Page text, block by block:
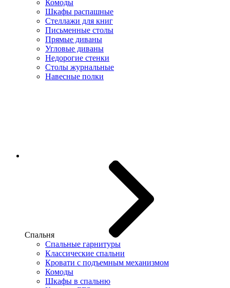
Комоды
Шкафы распашные
Стеллажи для книг
Письменные столы
Прямые диваны
Угловые диваны
Недорогие стенки
Столы журнальные
Навесные полки
Спальня
Спальные гарнитуры
Классические спальни
Кровати с подъемным механизмом
Комоды
Шкафы в спальню